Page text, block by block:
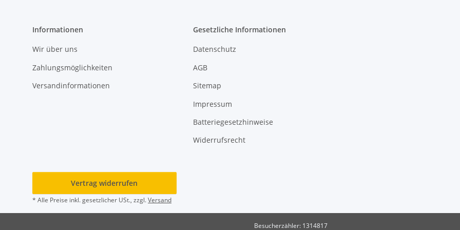
Informationen
Wir über uns
Zahlungsmöglichkeiten
Versandinformationen
Gesetzliche Informationen
Datenschutz
AGB
Sitemap
Impressum
Batteriegesetzhinweise
Widerrufsrecht
Vertrag widerrufen
* Alle Preise inkl. gesetzlicher USt., zzgl.Versand
Besucherzähler: 1314817